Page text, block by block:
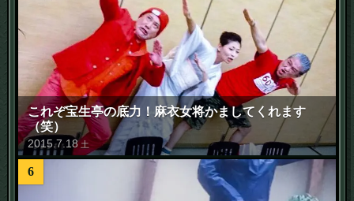
これぞ宝生亭の底力！麻衣女将かましてくれます
（笑）
2015.7. 18 土
6